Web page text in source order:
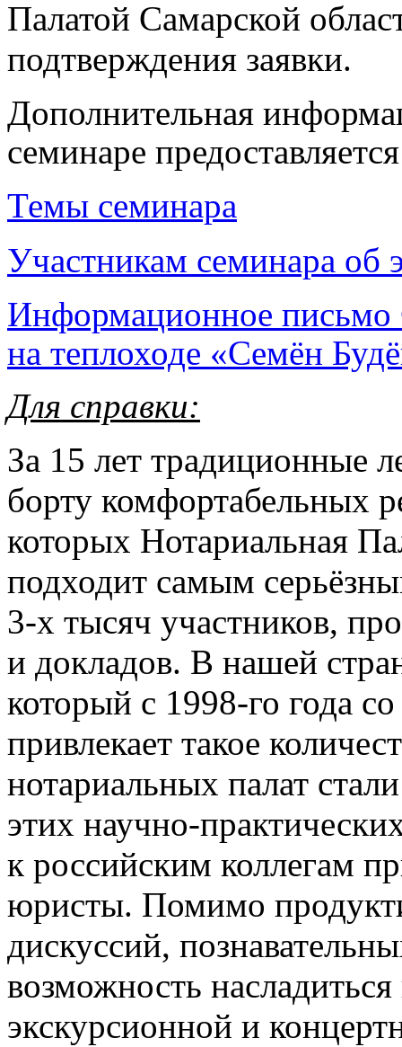
Палатой Самарской
подтверждения заявки.
Дополнительная
семинаре
Темы семинара
Участникам семинара об
Информационное
на теплоходе «Семён
Для справки:
За 15 лет традиционные
борту комфортабельных
которых Нотариальная
подходит самым
3-х тысяч участников,
и докладов. В нашей
который с 1998-го года
привлекает такое
нотариальных палат
этих научно-
к российским коллегам
юристы. Помимо
дискуссий,
возможность
экскурсионной и